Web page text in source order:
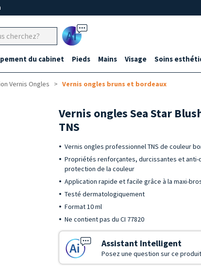
Ai
du cabinet Pieds Mains Visage Soins
Vernis Ongles Vernis ongles bruns et bordeaux
Vernis ongles Sea Star
TNS
Vernis ongles professionnel TNS de couleur
Propriétés renforçantes, durcissantes et anti-
protection de la couleur
Application rapide et facile grâce à la maxi-
Testé dermatologiquement
Format 10 ml
Ne contient pas du CI 77820
Assistant Intelligent
Posez une question sur ce produit